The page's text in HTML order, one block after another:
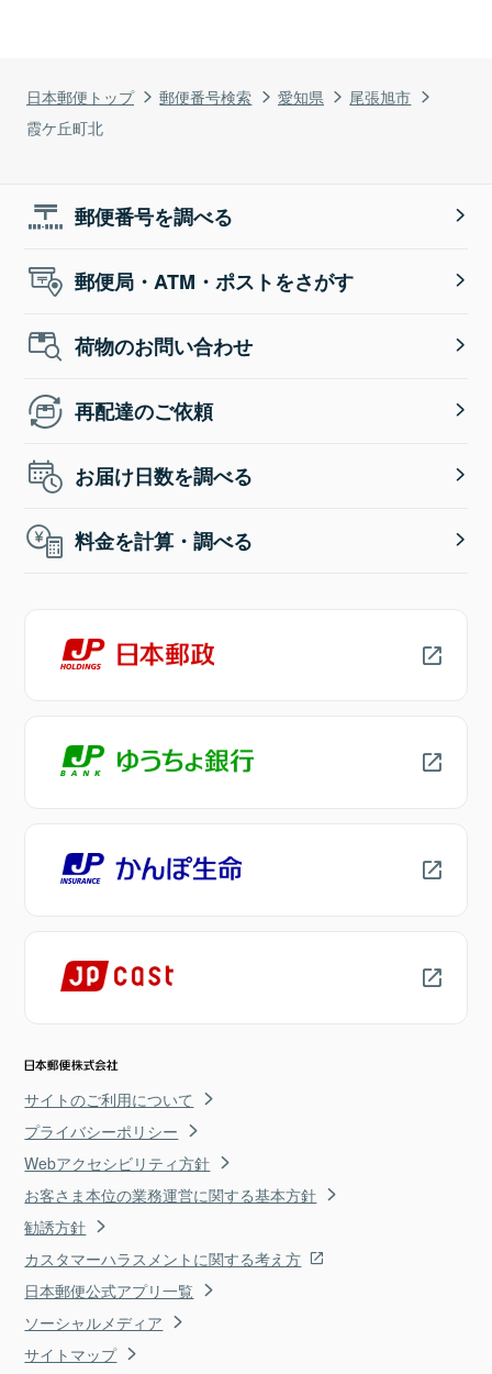
日本郵便トップ 郵便番号検索 愛知県
尾張旭市
霞ケ丘町北
郵便番号を調べる
郵便局・ATM・ポストをさがす
荷物のお問い合わせ
再配達のご依頼
お届け日数を調べる
料金を計算・調べる
サイトのご利用について
プライバシーポリシー
Webアクセシビリティ方針
お客さま本位の業務運営に関する基本方針
勧誘方針
カスタマーハラスメントに関する考え方
日本郵便公式アプリ一覧
ソーシャルメディア
サイトマップ